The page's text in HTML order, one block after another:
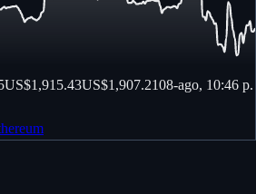
US$1,915.43US$1,907.2108-ago, 10:46 p.